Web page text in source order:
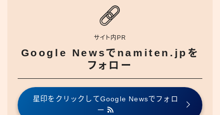
サイト内PR
Google Newsでnamiten.jpを
フォロー
星印をクリックしてGoogle Newsでフォロ
ー